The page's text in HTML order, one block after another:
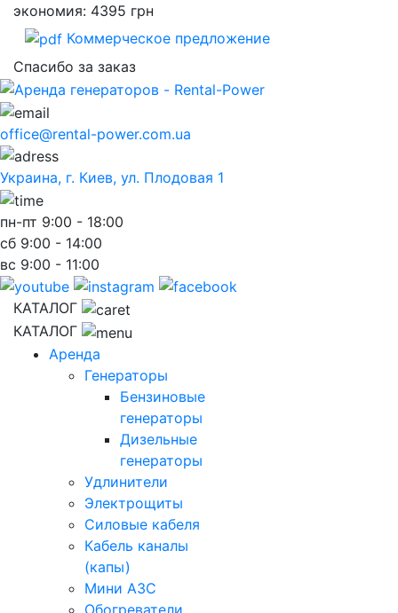
экономия: 4395 грн
Коммерческое предложение
Спасибо за заказ
office@rental-power.com.ua
Украина, г. Киев, ул. Плодовая 1
пн-пт 9:00 - 18:00
сб 9:00 - 14:00
вс 9:00 - 11:00
КАТАЛОГ
КАТАЛОГ
Аренда
Генераторы
Бензиновые
генераторы
Дизельные
генераторы
Удлинители
Электрощиты
Силовые кабеля
Кабель каналы
(капы)
Мини АЗС
Обогреватели